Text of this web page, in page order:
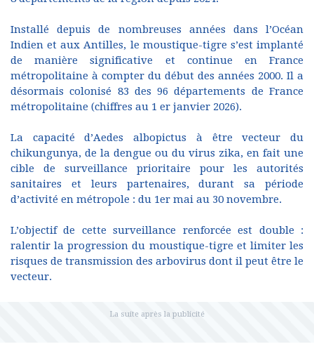
Installé depuis de nombreuses années dans l’Océan
Indien et aux Antilles, le moustique-tigre s’est implanté
de manière significative et continue en France
métropolitaine à compter du début des années 2000. Il a
désormais colonisé 83 des 96 départements de France
métropolitaine (chiffres au 1 er janvier 2026).
La capacité d’Aedes albopictus à être vecteur du
chikungunya, de la dengue ou du virus zika, en fait une
cible de surveillance prioritaire pour les autorités
sanitaires et leurs partenaires, durant sa période
d’activité en métropole : du 1er mai au 30 novembre.
L’objectif de cette surveillance renforcée est double :
ralentir la progression du moustique-tigre et limiter les
risques de transmission des arbovirus dont il peut être le
vecteur.